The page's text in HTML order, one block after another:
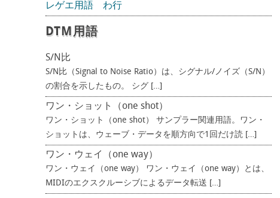
レゲエ用語 わ行
DTM用語
S/N比
S/N比（Signal to Noise Ratio）は、シグナル/ノイズ（S/N）
の割合を示したもの。 シグ […]
ワン・ショット（one shot）
ワン・ショット（one shot） サンプラー関連用語。ワン・
ショットは、ウェーブ・データを順方向で1回だけ読 […]
ワン・ウェイ（one way）
ワン・ウェイ（one way） ワン・ウェイ（one way）とは、
MIDIのエクスクルーシブによるデータ転送 […]